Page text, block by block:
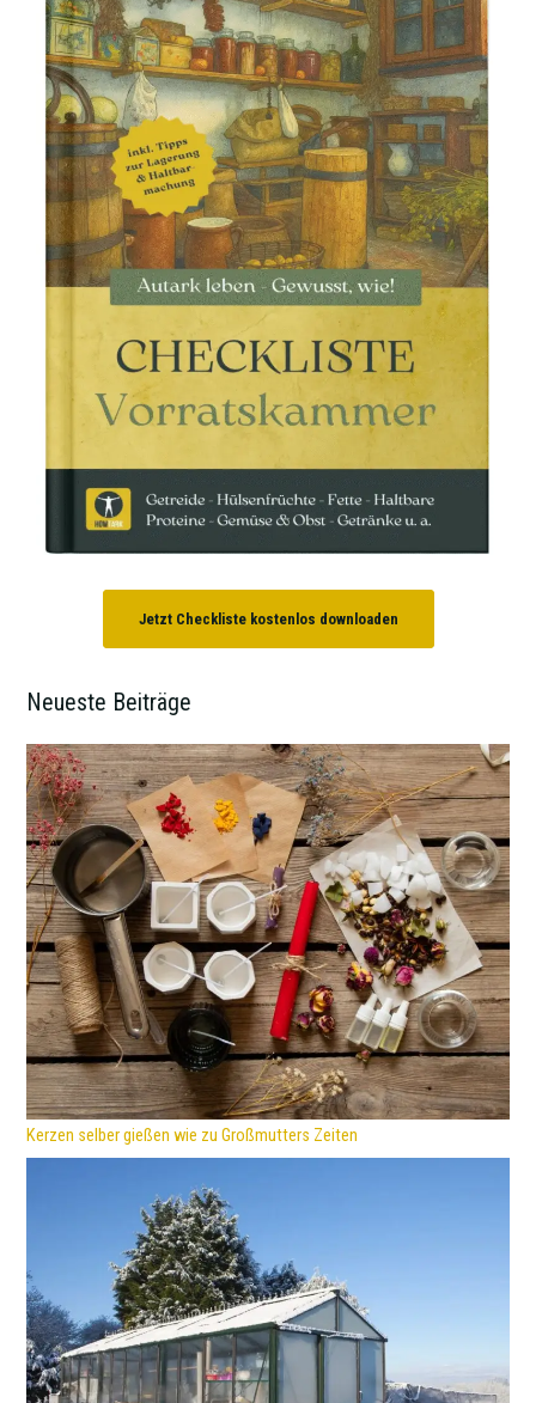
Jetzt Checkliste kostenlos downloaden
Neueste Beiträge
Kerzen selber gießen wie zu Großmutters Zeiten